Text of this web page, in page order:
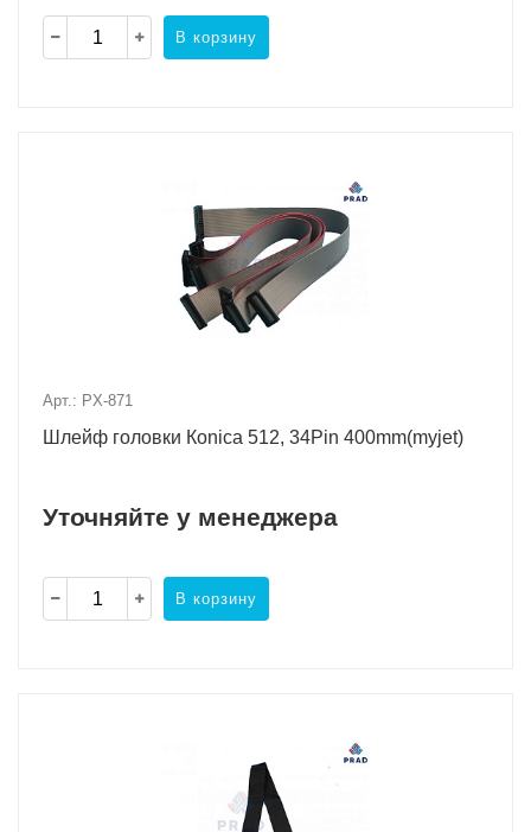
В корзину
Арт.: PX-871
Шлейф головки Коnica 512, 34Pin 400mm(myjet)
Уточняйте у менеджера
В корзину